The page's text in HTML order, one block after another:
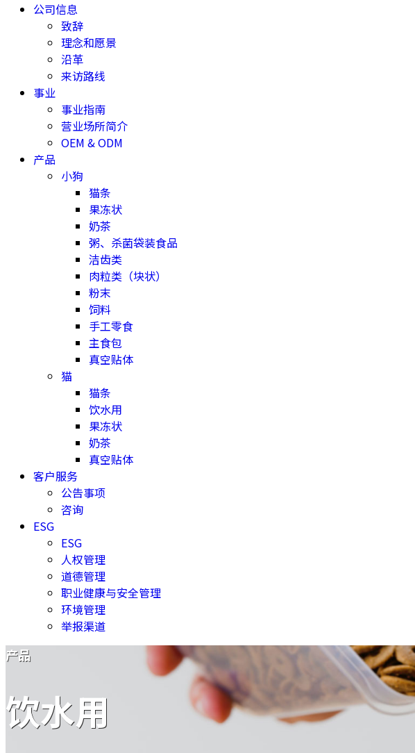
公司信息
致辞
理念和愿景
沿革
来访路线
事业
事业指南
营业场所简介
OEM & ODM
产品
小狗
猫条
果冻状
奶茶
粥、杀菌袋装食品
洁齿类
肉粒类（块状）
粉末
饲料
手工零食
主食包
真空贴体
猫
猫条
饮水用
果冻状
奶茶
真空贴体
客户服务
公告事项
咨询
ESG
ESG
人权管理
道德管理
职业健康与安全管理
环境管理
举报渠道
产品
饮水用